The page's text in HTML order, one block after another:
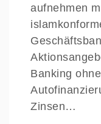
aufnehmen
Banking
Zinsen…